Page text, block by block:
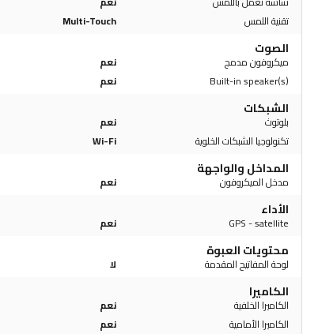
تقنية اللمس
Multi-Touch
الصوت
ميكروفون مدمج نعم
Built-in speaker(s)
نعم
الشبكات
بلوتوث نعم
تكنولوجيا الشبكات الخلوية
Wi-Fi
المداخل والواجهة
مدخل الميكروفون نعم
الأداء
GPS - satellite نعم
محتويات العبوة
لوحة المفاتيح المقدمة لا
الكاميرا
الكاميرا الخلفية نعم
الكاميرا الأمامية
نعم